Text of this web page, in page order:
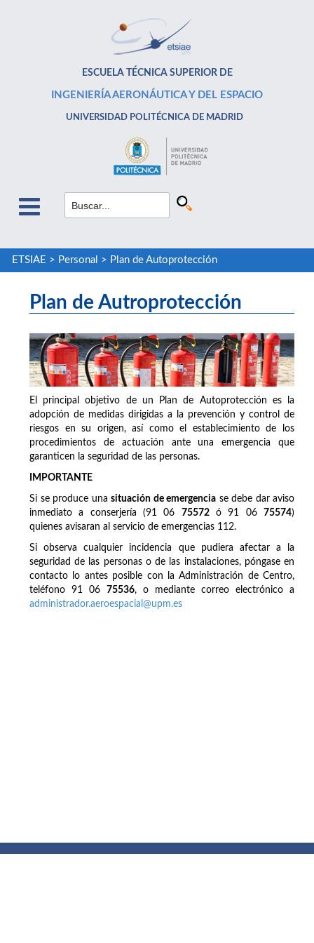
ESCUELA TÉCNICA SUPERIOR DE
INGENIERÍA AERONÁUTICA Y DEL ESPACIO
UNIVERSIDAD POLITÉCNICA DE MADRID
ETSIAE > Personal > Plan de Autoprotección
Plan de Autroprotección
El principal objetivo de un Plan de Autoprotección es la
adopción de medidas dirigidas a la prevención y control de
riesgos en su origen, así como el establecimiento de los
procedimientos de actuación ante una emergencia que
garanticen la seguridad de las personas.
IMPORTANTE
Si se produce una situación de emergencia se debe dar aviso
inmediato a conserjería (91 06 75572ó 91 06 75574)
quienes avisaran al servicio de emergencias 112.
Si observa cualquier incidencia que pudiera afectar a la
seguridad de las personas o de las instalaciones, póngase en
contacto lo antes posible con la Administración de Centro,
teléfono 91 06 75536, o mediante correo electrónico a
administrador.aeroespacial@upm.es